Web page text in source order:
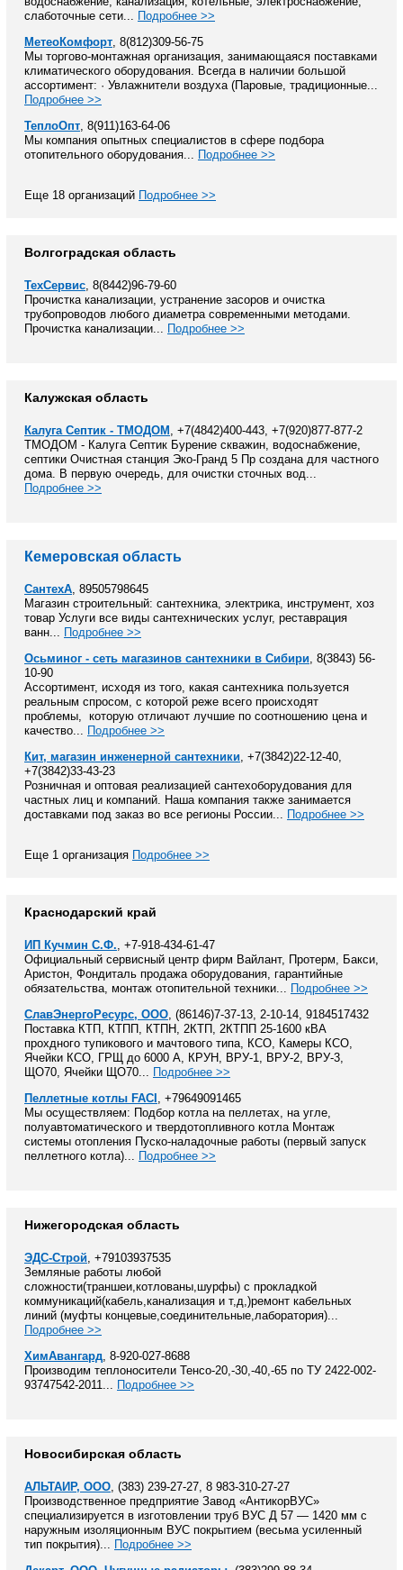
слаботочные сети... Подробнее >>
МетеоКомфорт, 8(812)309-56-75
Мы торгово-монтажная организация, занимающаяся поставками
климатического оборудования. Всегда в наличии большой
ассортимент: · Увлажнители воздуха (Паровые, традиционные...
Подробнее >>
ТеплоОпт, 8(911)163-64-06
Мы компания опытных специалистов в сфере подбора
отопительного оборудования... Подробнее >>
Еще 18 организаций Подробнее >>
Волгоградская область
ТехСервис, 8(8442)96-79-60
Прочистка канализации, устранение засоров и очистка
трубопроводов любого диаметра современными методами.
Прочистка канализации... Подробнее >>
Калужская область
Калуга Септик - ТМОДОМ , +7(4842)400-443, +7(920)877-877-2
ТМОДОМ - Калуга Септик Бурение скважин, водоснабжение,
септики Очистная станция Эко-Гранд 5 Пр создана для частного
дома. В первую очередь, для очистки сточных вод...
Подробнее >>
Кемеровская область
СантехА, 89505798645
Магазин строительный: сантехника, электрика, инструмент, хоз
товар Услуги все виды сантехнических услуг, реставрация
ванн... Подробнее >>
Осьминог - сеть магазинов сантехники в Сибири, 8(3843) 56-
10-90
Ассортимент, исходя из того, какая сантехника пользуется
реальным спросом, с которой реже всего происходят
проблемы, которую отличают лучшие по соотношению цена и
качество... Подробнее >>
Кит, магазин инженерной сантехники, +7(3842)22-12-40,
+7(3842)33-43-23
Розничная и оптовая реализацией сантехоборудования для
частных лиц и компаний. Наша компания также занимается
доставками под заказ во все регионы России... Подробнее >>
Еще 1 организация Подробнее >>
Краснодарский край
ИП Кучмин С.Ф., +7-918-434-61-47
Официальный сервисный центр фирм Вайлант, Протерм, Бакси,
Аристон, Фондиталь продажа оборудования, гарантийные
обязательства, монтаж отопительной техники... Подробнее >>
СлавЭнергоРесурс, ООО, (86146)7-37-13, 2-10-14, 9184517432
Поставка КТП, КТПП, КТПН, 2КТП, 2КТПП 25-1600 кВА
прохдного тупикового и мачтового типа, КСО, Камеры КСО,
Ячейки КСО, ГРЩ до 6000 А, КРУН, ВРУ-1, ВРУ-2, ВРУ-3,
ЩО70, Ячейки ЩО70... Подробнее >>
Пеллетные котлы FACI , +79649091465
Мы осуществляем: Подбор котла на пеллетах, на угле,
полуавтоматического и твердотопливного котла Монтаж
системы отопления Пуско-наладочные работы (первый запуск
пеллетного котла)... Подробнее >>
Нижегородская область
ЭДС-Строй, +79103937535
Земляные работы любой
сложности(траншеи,котлованы,шурфы) с прокладкой
коммуникаций(кабель,канализация и т,д,)ремонт кабельных
линий (муфты концевые,соединительные,лаборатория)...
Подробнее >>
ХимАвангард, 8-920-027-8688
Производим теплоносители Тенсо-20,-30,-40,-65 по ТУ 2422-002-
93747542-2011... Подробнее >>
Новосибирская область
АЛЬТАИР, ООО, (383) 239-27-27, 8 983-310-27-27
Производственное предприятие Завод «АнтикорВУС»
специализируется в изготовлении труб ВУС Д 57 — 1420 мм с
наружным изоляционным ВУС покрытием (весьма усиленный
тип покрытия)... Подробнее >>